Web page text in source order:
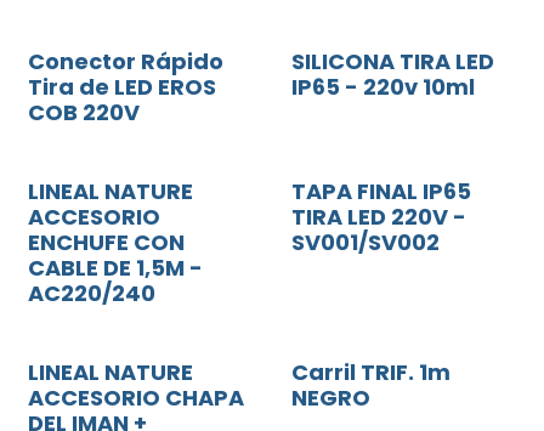
Conector Rápido
Tira de LED EROS
COB 220V
SILICONA TIRA LED
IP65 - 220v 10ml
LINEAL NATURE
ACCESORIO
ENCHUFE CON
CABLE DE 1,5M -
AC220/240
TAPA FINAL IP65
TIRA LED 220V -
SV001/SV002
LINEAL NATURE
ACCESORIO CHAPA
DEL IMAN +
Carril TRIF. 1m
NEGRO